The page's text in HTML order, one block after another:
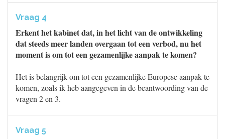
Vraag 4
Erkent het kabinet dat, in het licht van de ontwikkeling
dat steeds meer landen overgaan tot een verbod, nu het
moment is om tot een gezamenlijke aanpak te komen?
Het is belangrijk om tot een gezamenlijke Europese aanpak te
komen, zoals ik heb aangegeven in de beantwoording van de
vragen 2 en 3.
Vraag 5